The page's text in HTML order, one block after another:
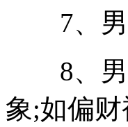
7、男
8、男
象;如偏